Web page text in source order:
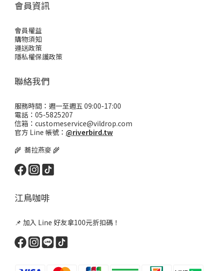
會員資訊
會員權益
購物須知
運送政策
隱私權保護政策
聯絡我們
服務時間：週一至週五 09:00-17:00
電話：05-5825207
信箱：customeservice@vildrop.com
官方 Line 帳號： @riverbird.tw
🌾 蕎拉燕麥 🌾
江鳥咖啡
📌 加入 Line 好友拿100元折扣碼！